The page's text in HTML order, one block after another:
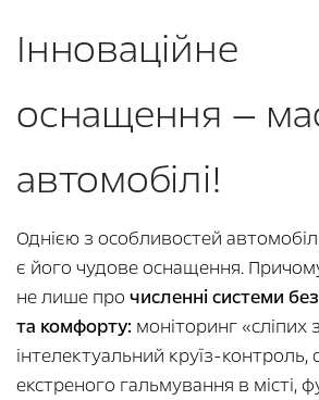
Інноваційне
оснащення —
автомобілі!
Однією з особливостей
є його чудове оснащення.
не лише про численні системи
та комфорту: моніторинг «сліпих
інтелектуальний круїз-контроль,
екстреного гальмування в місті,